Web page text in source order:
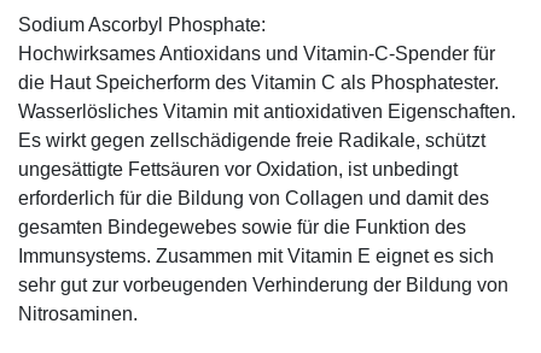
Sodium Ascorbyl Phosphate:
Hochwirksames Antioxidans und Vitamin-C-Spender für
die Haut Speicherform des Vitamin C als Phosphatester.
Wasserlösliches Vitamin mit antioxidativen Eigenschaften.
Es wirkt gegen zellschädigende freie Radikale, schützt
ungesättigte Fettsäuren vor Oxidation, ist unbedingt
erforderlich für die Bildung von Collagen und damit des
gesamten Bindegewebes sowie für die Funktion des
Immunsystems. Zusammen mit Vitamin E eignet es sich
sehr gut zur vorbeugenden Verhinderung der Bildung von
Nitrosaminen.